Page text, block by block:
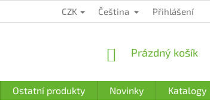
PODMÍNKY OCHRANY OSOBNÍCH
CZK Čeština Přihlášení
NÁKUPNÍ
Prázdný košík
Ostatní produkty Novinky Katalogy